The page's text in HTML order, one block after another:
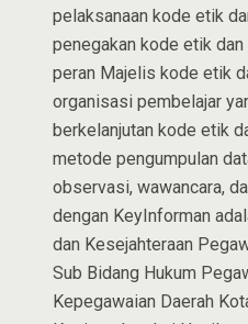
pelaksanaan kode etik
penegakan kode etik
peran Majelis kode etik
organisasi pembelajar
berkelanjutan kode etik
metode pengumpulan
observasi, wawancara,
dengan KeyInforman
dan Kesejahteraan
Sub Bidang Hukum
Kepegawaian Daerah